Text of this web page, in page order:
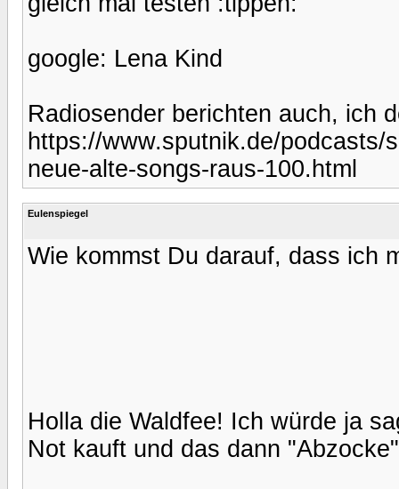
google: Lena Kind
Radiosender berichten auch, ich
https://www.sputnik.de/podcasts/
neue-alte-songs-raus-100.html
Eulenspiegel
Wie kommst Du darauf, dass ich
Holla die Waldfee! Ich würde ja
Not kauft und das dann